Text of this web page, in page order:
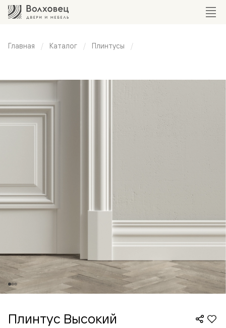
Главная Каталог Плинтусы
высокий
Плинтус Высокий